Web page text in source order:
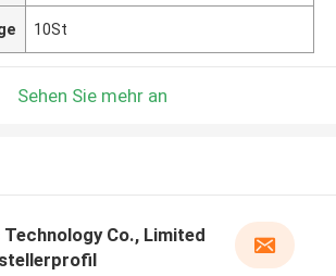
10St
Sehen Sie mehr an
Technology Co., Limited